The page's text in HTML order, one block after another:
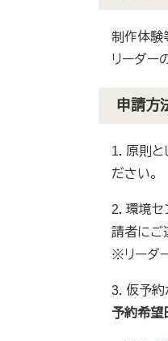
制作体験
リーダー
申請方
1．原則と
ださい。
2．環境
請者にご
※リーダ
3．仮予
予約希望